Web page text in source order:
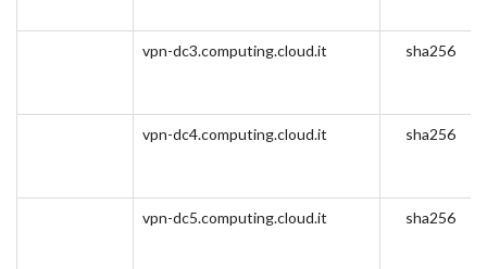
vpn-dc3.computing.cloud.it sha256
vpn-dc4.computing.cloud.it sha256
vpn-dc5.computing.cloud.it sha256